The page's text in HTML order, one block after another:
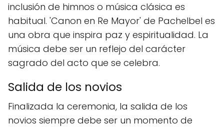
inclusión de himnos o música clásica es
habitual. 'Canon en Re Mayor' de Pachelbel es
una obra que inspira paz y espiritualidad. La
música debe ser un reflejo del carácter
sagrado del acto que se celebra.
Salida de los novios
Finalizada la ceremonia, la salida de los
novios siempre debe ser un momento de